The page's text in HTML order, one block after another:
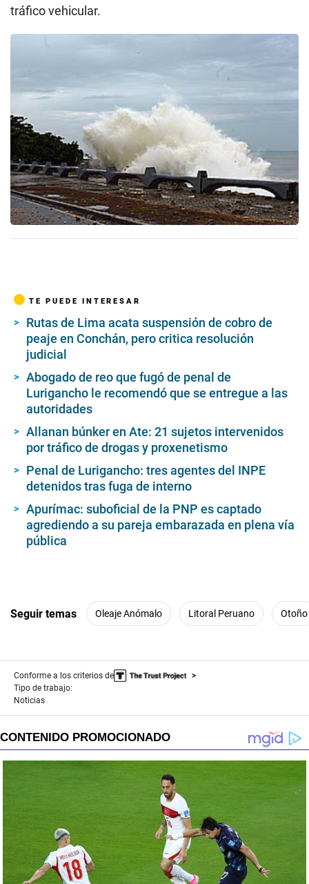
tráfico vehicular.
TE PUEDE INTERESAR
Rutas de Lima acata suspensión de cobro de
peaje en Conchán, pero critica resolución
judicial
Abogado de reo que fugó de penal de
Lurigancho le recomendó que se entregue a las
autoridades
Allanan búnker en Ate: 21 sujetos intervenidos
por tráfico de drogas y proxenetismo
Penal de Lurigancho: tres agentes del INPE
detenidos tras fuga de interno
Apurímac: suboficial de la PNP es captado
agrediendo a su pareja embarazada en plena vía
pública
Seguir temas Oleaje Anómalo Litoral Peruano Otoño
Conforme a los criterios de
Tipo de trabajo:
Noticias